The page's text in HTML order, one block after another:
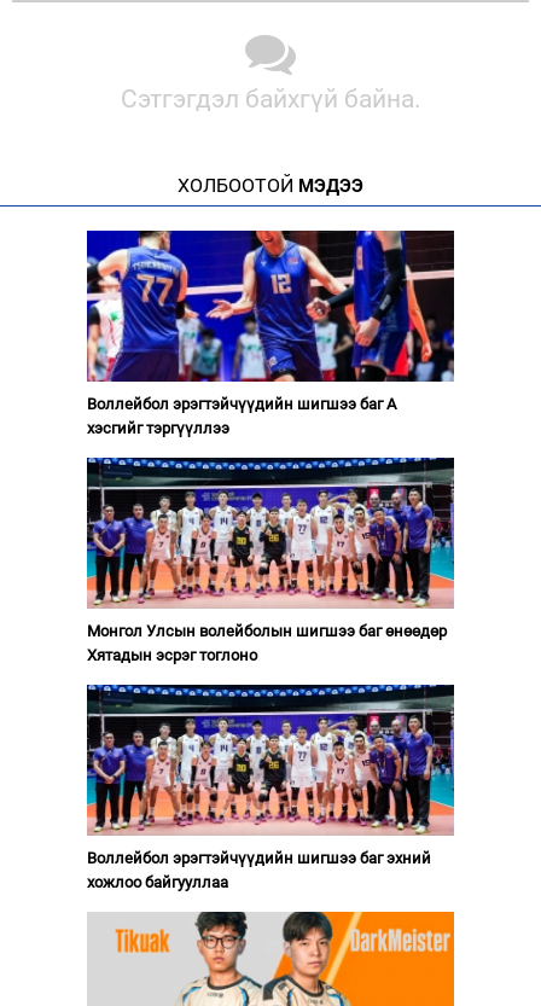
Сэтгэгдэл байхгүй байна.
ХОЛБООТОЙ МЭДЭЭ
Воллейбол эрэгтэйчүүдийн шигшээ баг А
хэсгийг тэргүүллээ
Монгол Улсын волейболын шигшээ баг өнөөдөр
Хятадын эсрэг тоглоно
Воллейбол эрэгтэйчүүдийн шигшээ баг эхний
хожлоо байгууллаа